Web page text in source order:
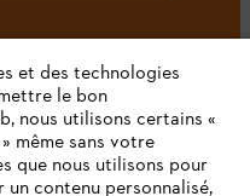
#STIHL
et des technologies
le bon
nous utilisons certains «
même sans votre
que nous utilisons pour
contenu personnalisé,